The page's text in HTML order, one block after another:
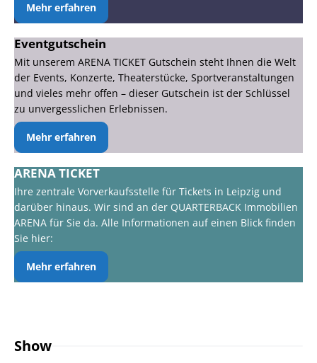
Mehr erfahren
Eventgutschein
Mit unserem ARENA TICKET Gutschein steht Ihnen die Welt
der Events, Konzerte, Theaterstücke, Sportveranstaltungen
und vieles mehr offen – dieser Gutschein ist der Schlüssel
zu unvergesslichen Erlebnissen.
Mehr erfahren
ARENA TICKET
Ihre zentrale Vorverkaufsstelle für Tickets in Leipzig und
darüber hinaus. Wir sind an der QUARTERBACK Immobilien
ARENA für Sie da. Alle Informationen auf einen Blick finden
Sie hier:
Mehr erfahren
Show